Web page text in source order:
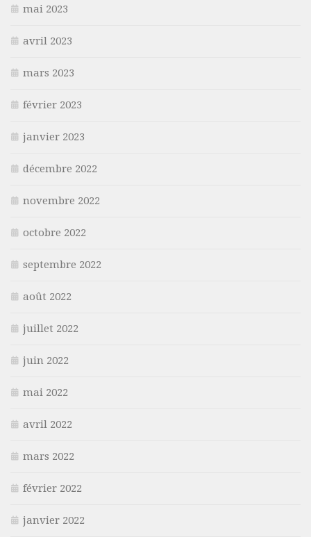
mai 2023
avril 2023
mars 2023
février 2023
janvier 2023
décembre 2022
novembre 2022
octobre 2022
septembre 2022
août 2022
juillet 2022
juin 2022
mai 2022
avril 2022
mars 2022
février 2022
janvier 2022